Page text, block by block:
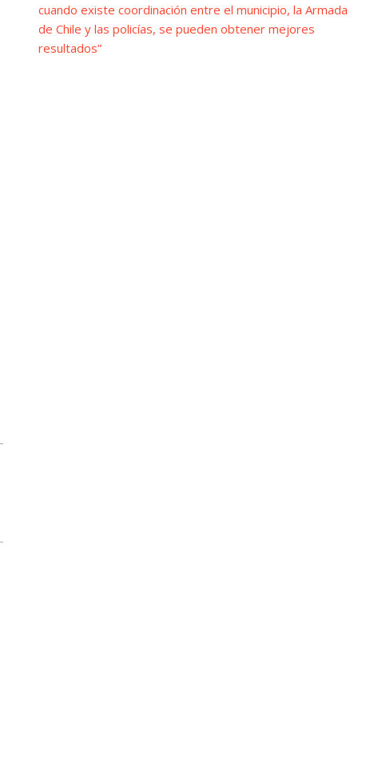
cuando existe coordinación entre el municipio, la Armada
de Chile y las policías, se pueden obtener mejores
resultados”